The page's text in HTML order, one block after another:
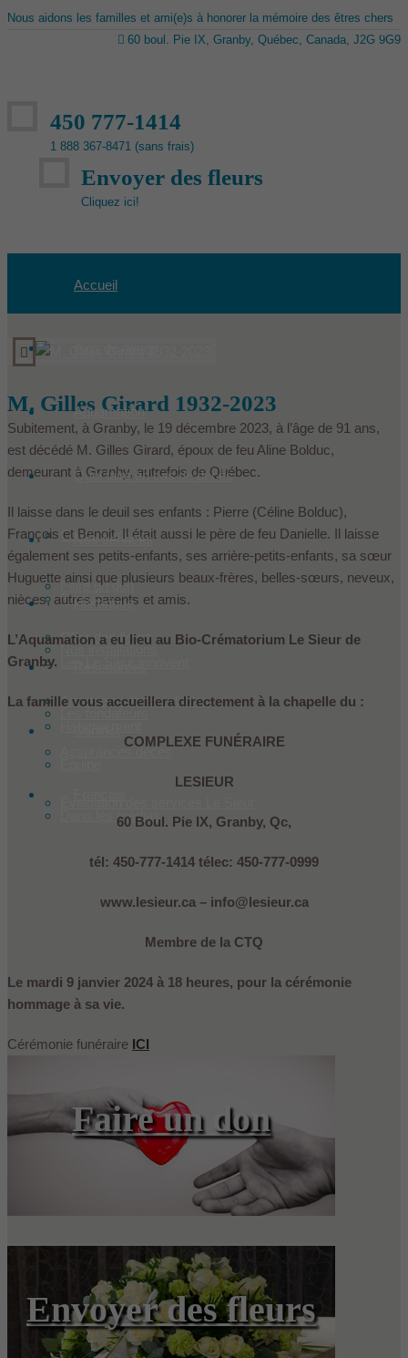
Nous aidons les familles et ami(e)s à honorer la mémoire des êtres chers
60 boul. Pie IX, Granby, Québec, Canada, J2G 9G9
450 777-1414
1 888 367-8471 (sans frais)
Envoyer des fleurs
Cliquez ici!
Accueil
Aquamation
Quoi faire en cas de décès
Condoléances
Faire un don
Offrir des fleurs
Nos services
Produits
Nos installations
Arrangements préalables
Assurances décès
Historique
Dans les médias
M. Gilles Girard 1932-2023
Subitement, à Granby, le 19 décembre 2023, à l’âge de 91 ans,
est décédé M. Gilles Girard, époux de feu Aline Bolduc,
demeurant à Granby, autrefois de Québec.
Il laisse dans le deuil ses enfants : Pierre (Céline Bolduc),
François et Benoit. Il était aussi le père de feu Danielle. Il laisse
également ses petits-enfants, ses arrière-petits-enfants, sa sœur
Huguette ainsi que plusieurs beaux-frères, belles-sœurs, neveux,
nièces, autres parents et amis.
L’Aquamation a eu lieu au Bio-Crématorium Le Sieur de
Granby.
La famille vous accueillera directement à la chapelle du :
COMPLEXE FUNÉRAIRE
LESIEUR
60 Boul. Pie IX, Granby, Qc,
tél: 450-777-1414 télec: 450-777-0999
www.lesieur.ca – info@lesieur.ca
Membre de la CTQ
Le mardi 9 janvier 2024 à 18 heures, pour la cérémonie
hommage à sa vie.
Cérémonie funéraire ICI
Faire un don
Envoyer des fleurs